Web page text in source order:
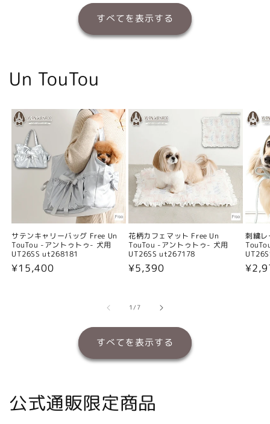
すべてを表示する
Un TouTou
サテンキャリーバッグ Free Un
TouTou -アントゥトゥ- 犬用
UT26SS ut268181
通
¥15,400
花柄カフェマット Free Un
TouTou -アントゥトゥ- 犬用
UT26SS ut267178
通
格
¥5,390
刺繍
通
1/の
7
すべてを表示する
公式通販限定商品